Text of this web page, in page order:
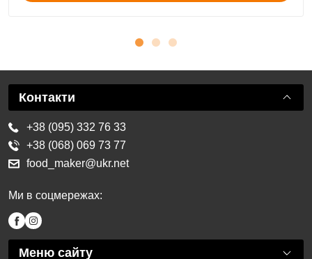
Меню сайту
Контакти
+38 (095) 332 76 33
+38 (068) 069 73 77
food_maker@ukr.net
Ми в соцмережах: